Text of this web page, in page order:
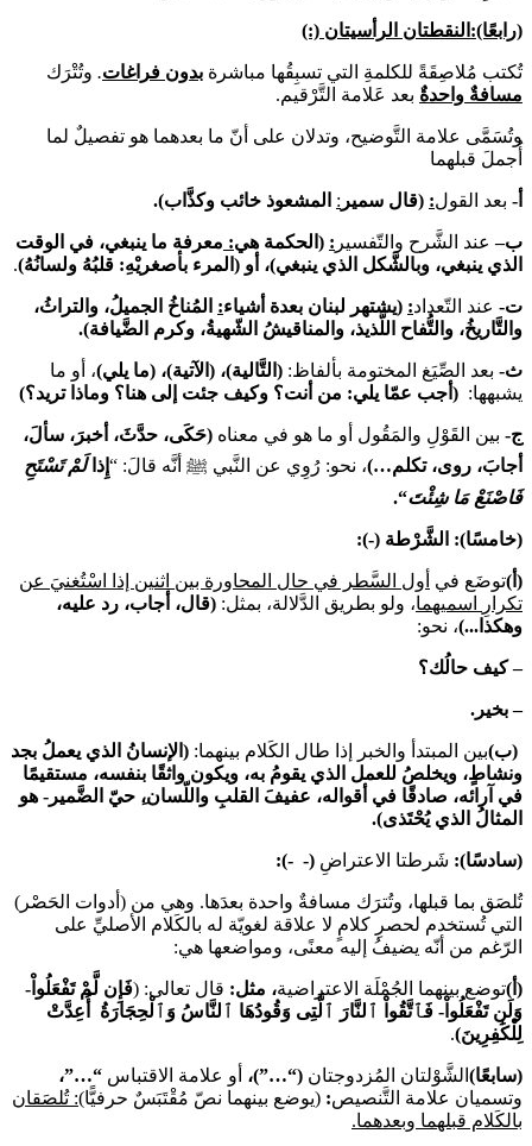
(رابعًا):النقطتان الرأسيتان (:)
تُكتب مُلاصِقَةً للكلمةِ التي تسبِقُها مباشرة بدون فراغات. وتُتْرَك
مسافةٌ واحدةٌ بعد عَلامة التَّرْقيم.
وتُسَمَّى علامة التَّوضيح، وتدلان على أنّ ما بعدهما هو تفصيلٌ لما
أُجملَ قبلهما
أ- بعد القول: (قال سمير : المشعوذ خائب وكذَّاب).
ب–عند الشَّرح والتّفسير : (الحكمة هي: معرفة ما ينبغي، في الوقت
الذي ينبغي، وبالشَّكل الذي ينبغي)، أو ( المرء بأصغريْهِ: قلبُهُ ولسانُهُ).
ت- عند التّعداد: (يشتهر لبنان بعدة أشياء: المُناخُ الجميلُ، والتراثُ،
والتَّاريخُ، والتُّفاح اللَّذيذ، والمناقيشُ الشّهيةُ، وكرم الضَّيافة).
ث- بعد الصِّيَغ المختومة بألفاظ: (التَّالية)، (الآتية)، (ما يلي)، أو ما
يشبهها: (أجب عمّا يلي: من أنت؟ وكيف جئت إلى هنا؟ وماذا تريد؟)
ج- بين القَوْلِ والمَقُول أو ما هو في معناه (حَكَى، حدَّثَ، أخبرَ، سألَ،
أجابَ، روى، تكلم…)، نحو: رُوِي عن النَّبي ﷺ أنَّه قالَ: “ إِذا لَمْ تَسْتَحِ
فَاصْنَعْ مَا شِئْتَ“.
(خامسًا): الشَّرْطة (-):
(أ)توضَع في أول السَّطر في حال المحاورة بين اثنين إذا استغني عن
تكرار
اسميهما، ولو بطريق الدَّلالة، بمثل: (قال، أجاب، رد عليه،
وهكذا...
)، نحو:
–كيف حالُك؟
–بخير.
(ب)بين المبتدأ والخبر إذا طال الكَلام بينهما: (الإنسانُ الذي يعملُ بجد
ونشاطٍ، ويخلصُ للعمل الذي يقومُ به، ويكون واثقًا بنفسه، مستقيمًا
في آرائه، صادقًا في أقواله، عفيفَ القلبِ واللّسان،ِ حيّ الضَّمير- هو
المثالُ الذي يُحْتَذى).
(سادسًا): شَرطتا الاعتراضِ (- -):
تُلصَق بما قبلها، وتُترَك مسافةٌ واحدة بعدَها. وهي من (أدوات الحَصْر)
التي تُستخدم لحصرِ كلامٍ لا علاقة لغويّة له بالكَلام الأصليِّ على
الرّغم من أنّه يضيفُ إليه معنًى، ومواضعها هي:
(أ)توضع بينهما الجُمْلَة الاعتراضية، مثل: قال تعالى: (فَإِن لَّمْ تَفْعَلُواْ-
وَلَن تَفْعَلُواْ- فَٱتَّقُواْ ٱلنَّارَ ٱلَّتِى وَقُودُهَا ٱلنَّاسُ وَٱلْحِجَارَةُ أُعِدَّتْ
لِلْكَٰفِرِينَ).
(سابعًا) الشَّوْلتان المُزدوجتان (“…”)، أو علامة الاقتباس “…”،
وتسميان علامة التَّنصيص: (يوضع بينهما نصّ مُقْتَبَسٌ حرفيًّا): تُلصَقان
بالكَلام قبلهما وبعدهما.